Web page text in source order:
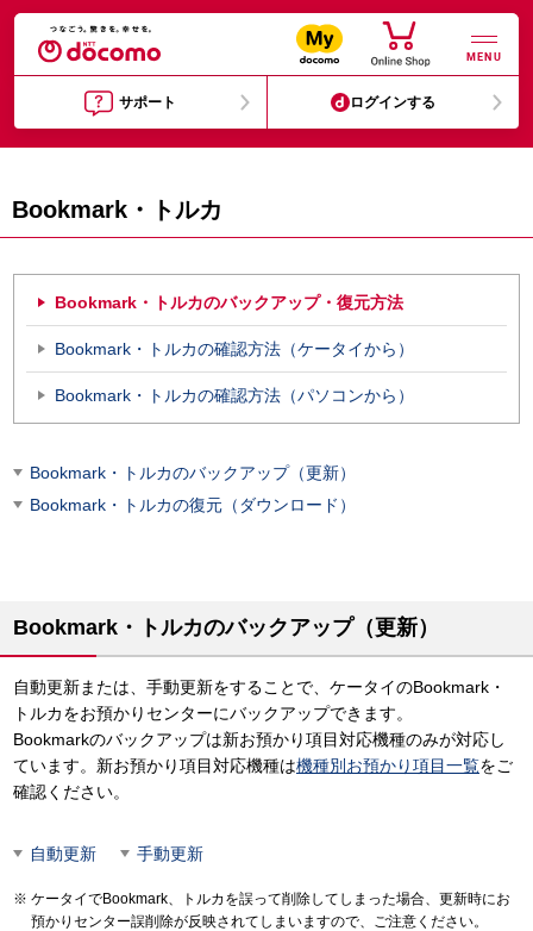
MENU
サポート ログインする
Bookmark・トルカ
Bookmark・トルカのバックアップ・復元方法
Bookmark・トルカの確認方法（ケータイから）
Bookmark・トルカの確認方法（パソコンから）
Bookmark・トルカのバックアップ（更新）
Bookmark・トルカの復元（ダウンロード）
Bookmark・トルカのバックアップ（更新）
自動更新または、手動更新をすることで、ケータイのBookmark・
トルカをお預かりセンターにバックアップできます。
Bookmarkのバックアップは新お預かり項目対応機種のみが対応し
ています。新お預かり項目対応機種は機種別お預かり項目一覧をご
確認ください。
自動更新 手動更新
ケータイでBookmark、トルカを誤って削除してしまった場合、更新時にお
預かりセンター誤削除が反映されてしまいますので、ご注意ください。